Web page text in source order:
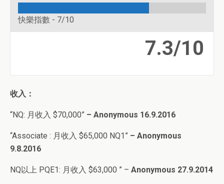
快樂指數 - 7/10
7.3/10
收入：
“NQ: 月收入 $70,000” – Anonymous 16.9.2016
“Associate : 月收入 $65,000 NQ1 ” – Anonymous
9.8.2016
NQ以上 PQE1: 月收入 $63,000 ” – Anonymous 27.9.2014